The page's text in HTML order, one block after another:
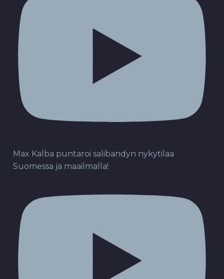
Max Kalba puntaroi salibandyn nykytilaa
Suomessa ja maailmalla!